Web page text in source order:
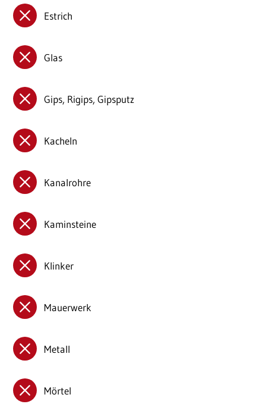
Estrich
Glas
Gips, Rigips, Gipsputz
Kacheln
Kanalrohre
Kaminsteine
Klinker
Mauerwerk
Metall
Mörtel